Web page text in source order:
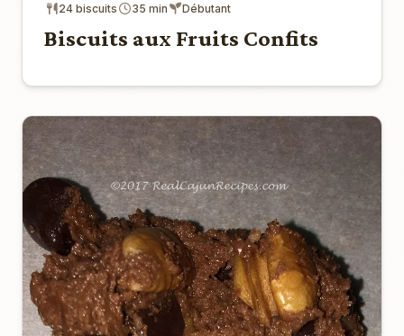
24 biscuits 35 min Débutant
Biscuits aux Fruits Confits